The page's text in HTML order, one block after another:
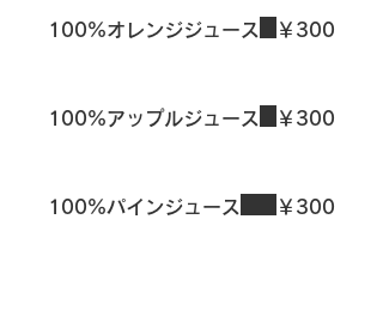
100%オレンジジュース ￥300
100%アップルジュース ￥300
100%パインジュース ￥300